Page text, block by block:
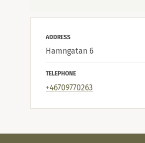
Tivedsporten Eco Camp
Campen för dig med intresse för
naturnära upplevelser! Campen har en
ADDRESS
Hamngatan 6
TELEPHONE
+46709770263